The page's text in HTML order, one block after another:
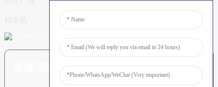
发送询价：准备了解更多信息